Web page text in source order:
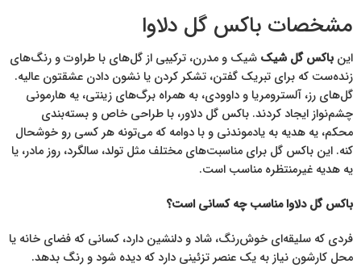
مشخصات باکس گل دلاوا
این باکس گل شیک شیک و مدرن، ترکیبی از گل‌های با طراوت و رنگ‌های
زنده‌ست که برای تبریک گفتن، تشکر کردن یا نشون دادن عشقتون عالیه.
گل‌های رز، آلسترومریا و داوودی، به همراه برگ‌های زینتی، یه هارمونی
چشم‌نواز ایجاد کردند. باکس گل دلاور، با طراحی خاص و بسته‌بندی
محکم، یه هدیه به یادموندنی و با دوامه که می‌تونه هر کسی رو خوشحال
کنه. این باکس گل برای مناسبت‌های مختلف مثل تولد، سالگرد، روز مادر، یا
یه هدیه غیرمنتظره مناسب است.
باکس گل دلاوا مناسب چه کسانی است؟
فردی که سلیقه‌ای خوش‌رنگ، شاد و دلنشین دارد، کسانی که فضای خانه یا
محل کارشون نیاز به یک عنصر تزئینی دارد که دیده شود و رنگ بدهد.